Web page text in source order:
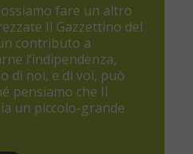
fare un altro
Il Gazzettino del
contributo a
l’indipendenza,
di noi, e di voi, può
pensiamo che Il
un piccolo-grande